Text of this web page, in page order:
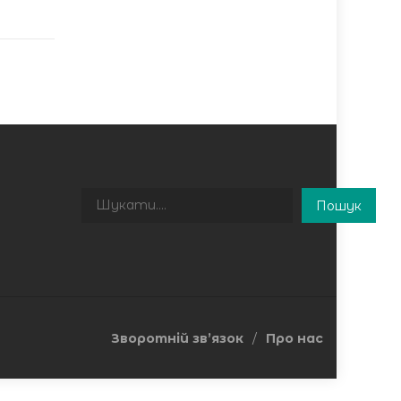
Пошук
Пошук
Зворотній зв’язок Про нас